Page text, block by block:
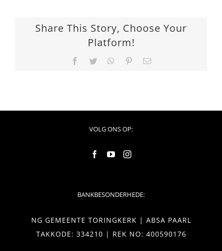
Share This Story, Choose Your
Platform!
Facebook
TwitterWhatsApp
PinterestEmail
VOLG ONS OP:
BANKBESONDERHEDE:
NG GEMEENTE TORINGKERK | ABSA PAARL
TAKKODE: 334210 | REK NO: 400590176